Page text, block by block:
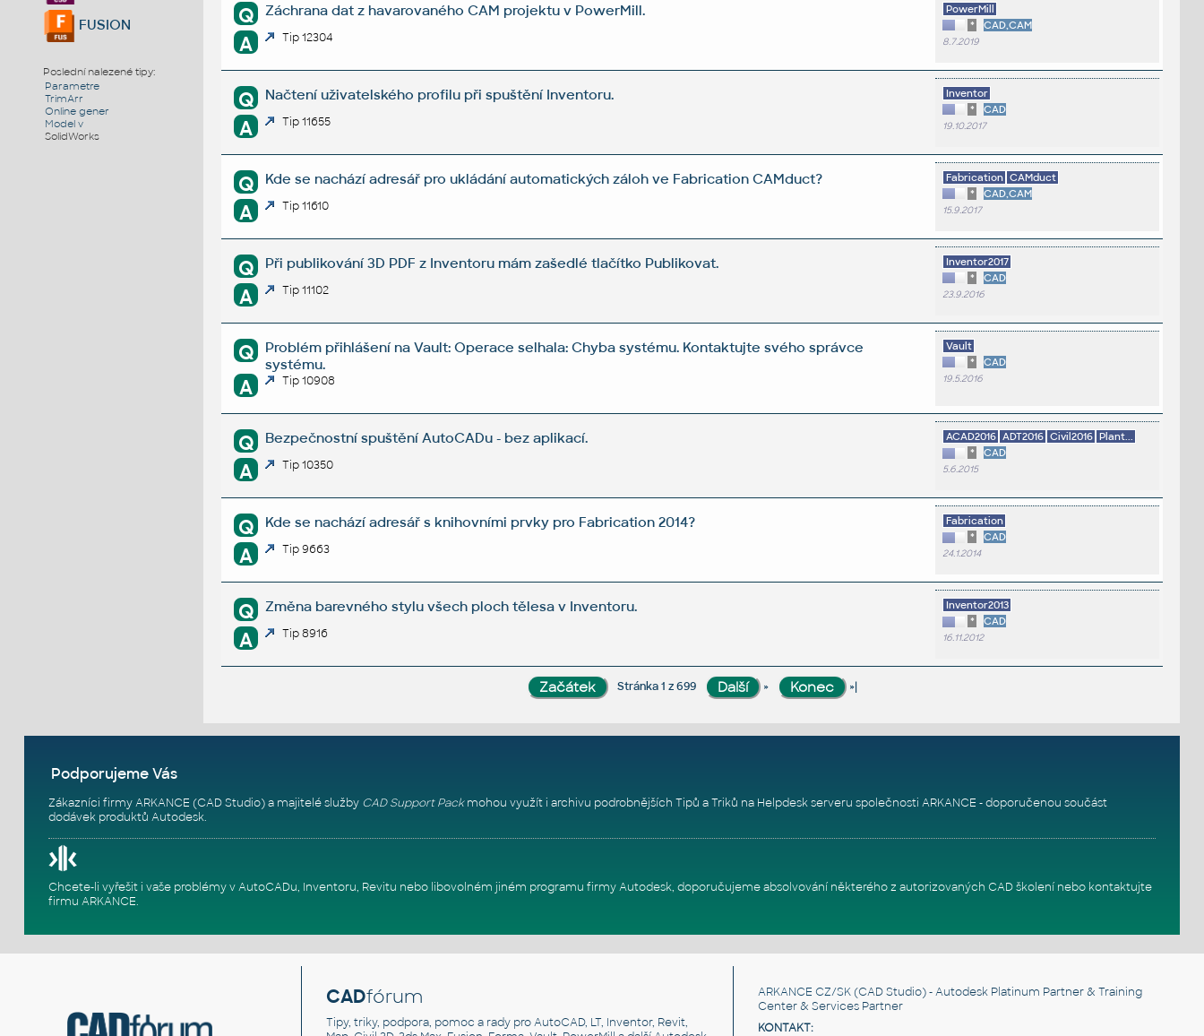
FUSION
Poslední nalezené tipy:
Parametre
TrimArr
Online gener
Model v
SolidWorks
Q Záchrana dat z havarovaného CAM projektu v PowerMill.
A Tip 12304
PowerMill
*
CAD,CAM
8.7.2019
Q Načtení uživatelského profilu při spuštění Inventoru.
A Tip 11655
Inventor
*
CAD
19.10.2017
Q Kde se nachází adresář pro ukládání automatických záloh ve Fabrication CAMduct?
A Tip 11610
Fabrication CAMduct
*
CAD,CAM
15.9.2017
Q Při publikování 3D PDF z Inventoru mám zašedlé tlačítko Publikovat.
A Tip 11102
Inventor2017
*
CAD
23.9.2016
Q
Problém přihlášení na Vault: Operace selhala: Chyba systému. Kontaktujte svého správce
systému.
A Tip 10908
Vault
*
CAD
19.5.2016
Q Bezpečnostní spuštění AutoCADu - bez aplikací.
A Tip 10350
ACAD2016 ADT2016 Civil2016 Plant...
*
CAD
5.6.2015
Q Kde se nachází adresář s knihovními prvky pro Fabrication 2014?
A Tip 9663
Fabrication
*
CAD
24.1.2014
Q Změna barevného stylu všech ploch tělesa v Inventoru.
A Tip 8916
Inventor2013
*
CAD
16.11.2012
Stránka 1 z 699 » »|
Podporujeme Vás
Zákazníci firmy ARKANCE (CAD Studio) a majitelé služby CAD Support Packmohou využít i archivu podrobnějších Tipů a Triků na Helpdesk serveru společnosti ARKANCE - doporučenou součást
dodávek produktů Autodesk.
Chcete-li vyřešit i vaše problémy v AutoCADu, Inventoru, Revitu nebo libovolném jiném programu firmy Autodesk, doporučujeme absolvování některého z autorizovaných CAD školenínebo kontaktujte
firmu ARKANCE.
CADfórum
Tipy, triky, podpora, pomoc a rady pro AutoCAD, LT, Inventor, Revit,
ARKANCE CZ/SK(CAD Studio) - Autodesk Platinum Partner & Training
Center & Services Partner
KONTAKT: